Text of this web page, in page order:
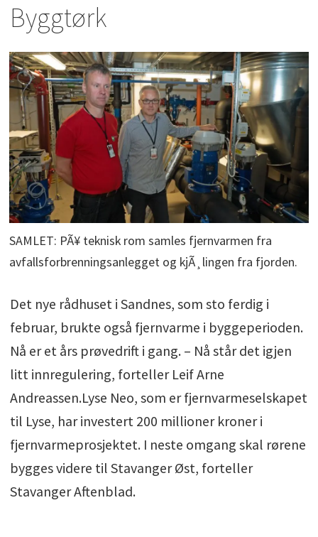
Byggtørk
SAMLET: PÃ¥ teknisk rom samles fjernvarmen fra
avfallsforbrenningsanlegget og kjÃ¸lingen fra fjorden.
Det nye rådhuset i Sandnes, som sto ferdig i
februar, brukte også fjernvarme i byggeperioden.
Nå er et års prøvedrift i gang. – Nå står det igjen
litt innregulering, forteller Leif Arne
Andreassen.Lyse Neo, som er fjernvarmeselskapet
til Lyse, har investert 200 millioner kroner i
fjernvarmeprosjektet. I neste omgang skal rørene
bygges videre til Stavanger Øst, forteller
Stavanger Aftenblad.